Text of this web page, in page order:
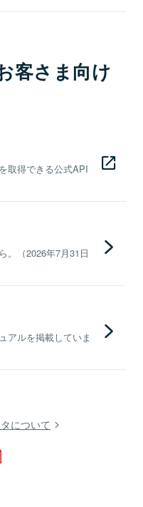
客さま向け
取得できる公式API
。（2026年7月31日
アルを掲載していま
について